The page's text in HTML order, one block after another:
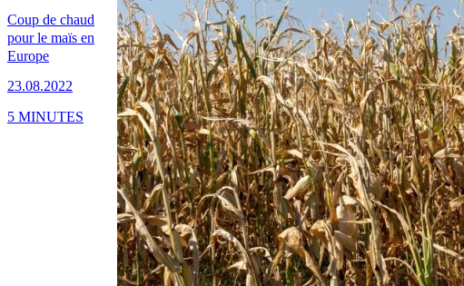
Coup de chaud
pour le maïs en
Europe
23.08.2022
5 MINUTES